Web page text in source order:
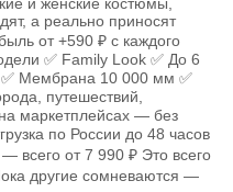
а реально приносят
от +590 ₽ с каждого
✅ Family Look ✅ До 6
✅ Мембрана 10 000 мм ✅
путешествий,
маркетплейсах — без
по России до 48 часов
всего от 7 990 ₽ Это всего
другие сомневаются —